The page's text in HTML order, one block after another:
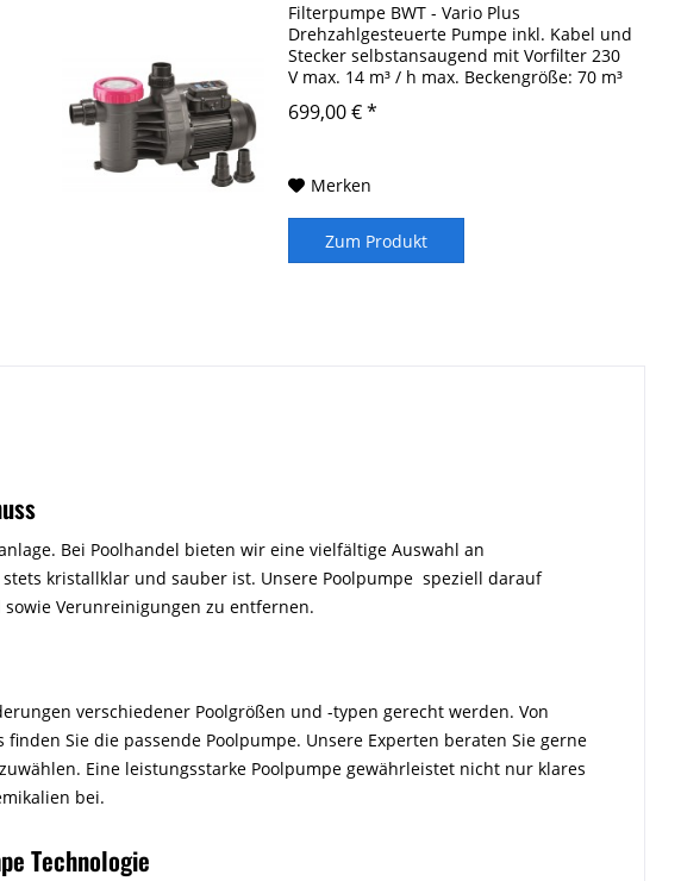
Filterpumpe BWT - Vario Plus
Drehzahlgesteuerte Pumpe inkl. Kabel und
Stecker selbstansaugend mit Vorfilter 230
V max. 14 m³ / h max. Beckengröße: 70 m³
Anschlüsse: 2x Ø 50 mm; 2x Ø 38/ 32 mm
P1 0,07-065 / P2 0,03-0,45 kW Hinweis zu
699,00 € *
Merken
Zum Produkt
Bei Poolhandel bieten wir eine vielfältige Auswahl an
kristallklar und sauber ist. Unsere Poolpumpe speziell darauf
Verunreinigungen zu entfernen.
verschiedener Poolgrößen und -typen gerecht werden. Von
Sie die passende Poolpumpe. Unsere Experten beraten Sie gerne
Eine leistungsstarke Poolpumpe gewährleistet nicht nur klares
bei.
Technologie